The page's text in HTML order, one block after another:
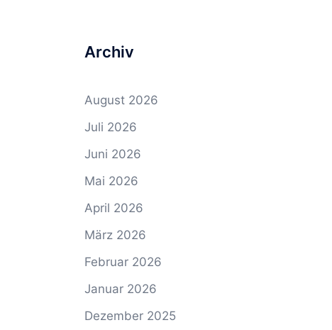
Archiv
August 2026
Juli 2026
Juni 2026
Mai 2026
April 2026
März 2026
Februar 2026
Januar 2026
Dezember 2025